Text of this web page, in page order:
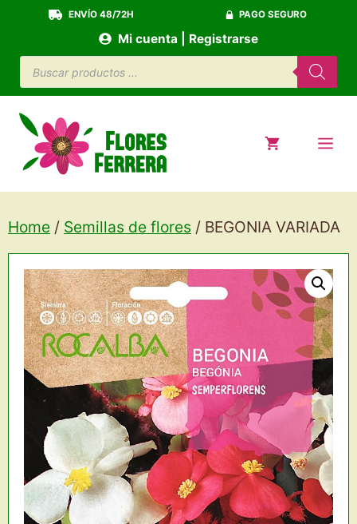
contenido
ENVÍO 48/72H PAGO SEGURO
Búsqueda
de
productos
Mi cuenta | Registrarse
Home / Semillas de flores / BEGONIA VARIADA